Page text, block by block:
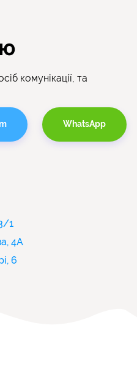
шляхів;
шляхів;
ШКТ;
анемій
комунікації, та
WhatsApp
1
4А
6